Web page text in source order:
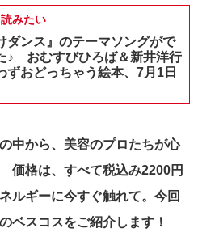
みたい
ダンス』のテーマソングがで
♪ おむすびひろば＆新井洋行
ずおどっちゃう絵本、7月1日
中から、美容のプロたちが心
価格は、すべて税込み2200円
ルギーに今すぐ触れて。今回
ベスコスをご紹介します！